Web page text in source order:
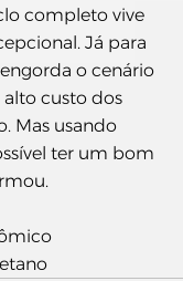
completo vive
Já para
o cenário
custo dos
Mas usando
ter um bom